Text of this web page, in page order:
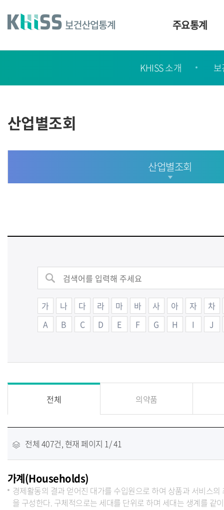
건
주요통계
이
KHISS 소개
산업별조회
산업별조회
가 나 다 라 마 바 사 아 자
차
A
B C D E F G H I J
전체 의약품
전체 407건, 현재 페이지 1/ 41
가계(Households)
경제활동의 결과 얻어진 대가를 수입원으로 하여 상품과 서비스
을 구성한다. 구체적으로는 세대를 단위로 하며 세대는 생계를 같